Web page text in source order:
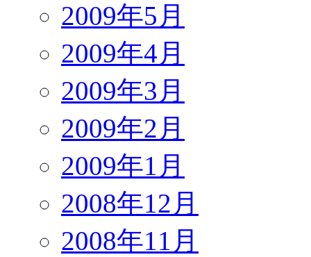
2009年5月
2009年4月
2009年3月
2009年2月
2009年1月
2008年12月
2008年11月